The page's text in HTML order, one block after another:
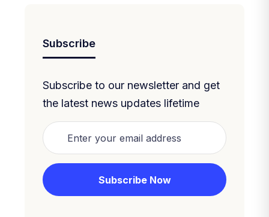
Subscribe
Subscribe to our newsletter and get
the latest news updates lifetime